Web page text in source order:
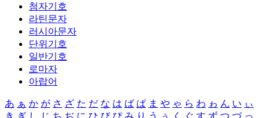
첨자기호
라틴문자
러시아문자
단위기호
일반기호
로마자
아랍어
あ ぁ か が さ ざ た だ な は ば ぱ ま や ゃ ら わ ゎ ん い ぃ